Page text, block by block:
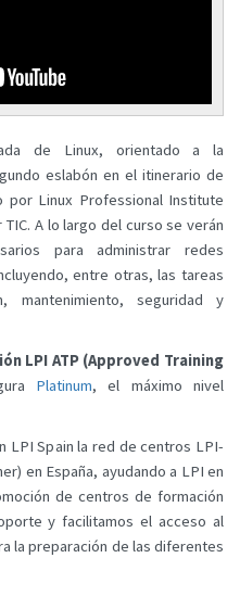
de Linux, orientado a la
eslabón en el itinerario de
por Linux Professional Institute
A lo largo del curso se verán
para administrar redes
entre otras, las tareas
mantenimiento, seguridad y
LPI ATP (Approved Training
Platinum, el máximo nivel
LPI Spain la red de centros LPI-
en España, ayudando a LPI en
de centros de formación
y facilitamos el acceso al
la preparación de las diferentes